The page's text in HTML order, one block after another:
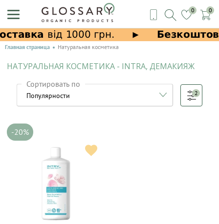
0 0
Главная страница Натуральная косметика
НАТУРАЛЬНАЯ КОСМЕТИКА - INTRA, ДЕМАКИЯЖ
Сортировать по
2
-20%